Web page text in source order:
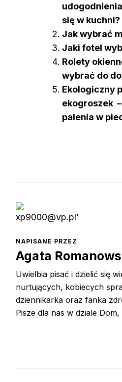
się w kuchni?
Jak wybrać
Jaki fotel
Rolety
wybrać do
Ekologiczny
ekogroszek
palenia w
NAPISANE PRZEZ
Agata
Uwielbia pisać i dzielić się
nurtujących, kobiecych
dziennikarka oraz fanka
Pisze dla nas w dziale